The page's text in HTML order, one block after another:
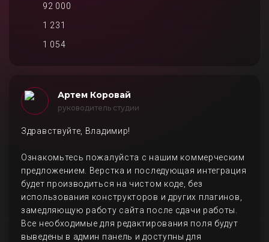
92 000
1 231
1 054
Артем Коровай
руководитель студии
Здравствуйте, Владимир!
Ознакомьтесь пожалуйста с нашим коммерческим
предложением. Верстка и последующая интеграция
будет производиться на чистом коде, без
использования конструкторов и других плагинов,
замедляющую работу сайта после сдачи работы.
Все необходимые для редактирования поля будут
выведены в админ панель и доступны для